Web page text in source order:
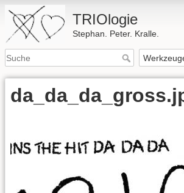
TRIOlogie
Stephan. Peter. Kralle.